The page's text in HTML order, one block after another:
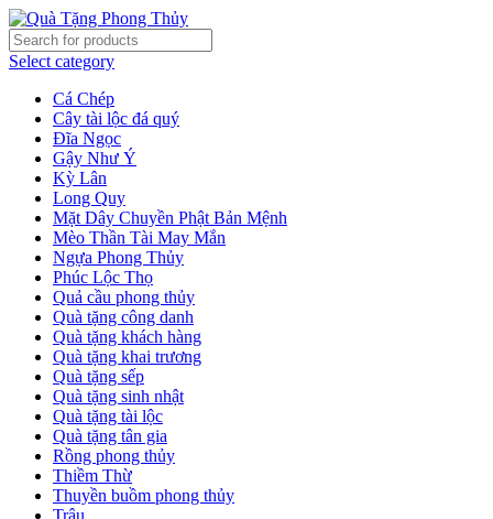
Select category
Cá Chép
Cây tài lộc đá quý
Đĩa Ngọc
Gậy Như Ý
Kỳ Lân
Long Quy
Mặt Dây Chuyền Phật Bản Mệnh
Mèo Thần Tài May Mắn
Ngựa Phong Thủy
Phúc Lộc Thọ
Quả cầu phong thủy
Quà tặng công danh
Quà tặng khách hàng
Quà tặng khai trương
Quà tặng sếp
Quà tặng sinh nhật
Quà tặng tài lộc
Quà tặng tân gia
Rồng phong thủy
Thiềm Thừ
Thuyền buồm phong thủy
Trâu